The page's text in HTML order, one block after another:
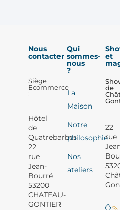
Nous
contacter
Siège
Ecommerce
:
Hôtel
de
Quatrebarbes
22
rue
Jean-
Bourré
53200
CHATEAU-
GONTIER
Qui
sommes-
nous
?
La
Maison
Notre
philosophie
Nos
ateliers
et
de
22
rue